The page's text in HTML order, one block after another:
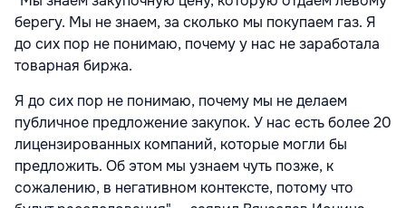
берегу. Мы не знаем, за сколько мы покупаем газ. Я
до сих пор не понимаю, почему у нас не заработала
товарная биржа.
Я до сих пор не понимаю, почему мы не делаем
публичное предложение закупок. У нас есть более 20
лицензированных компаний, которые могли бы
предложить. Об этом мы узнаем чуть позже, к
сожалению, в негативном контексте, потому что